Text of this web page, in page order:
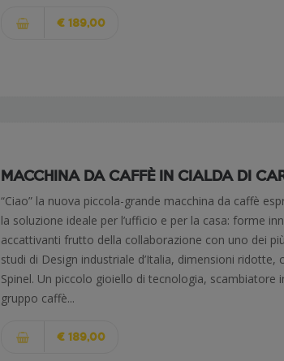
€ 189,00
MACCHINA DA CAFFÈ IN CIALDA DI
“Ciao” la nuova piccola-grande macchina da caffè
la soluzione ideale per l’ufficio e per la casa: forme
accattivanti frutto della collaborazione con uno dei
studi di Design industriale d’Italia, dimensioni ridotte,
Spinel. Un piccolo gioiello di tecnologia, scambiatore
gruppo caffè...
€ 189,00